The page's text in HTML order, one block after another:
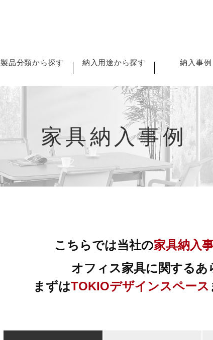
製品分類から探す 納入用途から探す 納入事例
家具納入事例
こちらでは当社の家具納入
オフィス家具に関するあ
まずはTOKIOデザインスペース